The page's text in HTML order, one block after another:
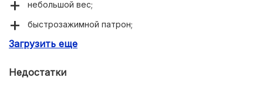
небольшой вес;
быстрозажимной патрон;
высокое качество.
Загрузить еще
Недостатки